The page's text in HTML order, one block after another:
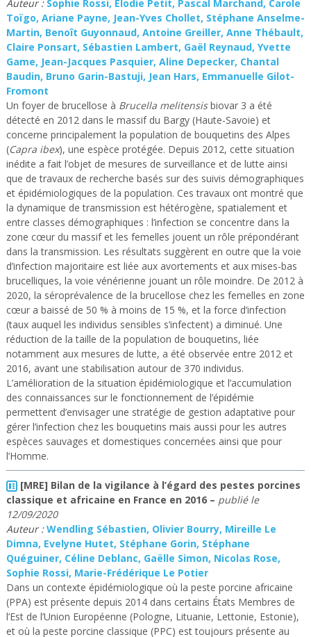
Auteur : Sophie Rossi, Elodie Petit, Pascal Marchand, Carole
Toïgo, Ariane Payne, Jean-Yves Chollet, Stéphane Anselme-
Martin, Benoît Guyonnaud, Antoine Greiller, Anne Thébault,
Claire Ponsart, Sébastien Lambert, Gaël Reynaud, Yvette
Game, Jean-Jacques Pasquier, Aline Depecker, Chantal
Baudin, Bruno Garin-Bastuji, Jean Hars, Emmanuelle Gilot-
Fromont
Un foyer de brucellose à Brucella melitensisbiovar 3 a été
détecté en 2012 dans le massif du Bargy (Haute-Savoie) et
concerne principalement la population de bouquetins des Alpes
(Capra ibex), une espèce protégée. Depuis 2012, cette situation
inédite a fait l’objet de mesures de surveillance et de lutte ainsi
que de travaux de recherche basés sur des suivis démographiques
et épidémiologiques de la population. Ces travaux ont montré que
la dynamique de transmission est hétérogène, spatialement et
entre classes démographiques : l’infection se concentre dans la
zone cœur du massif et les femelles jouent un rôle prépondérant
dans la transmission. Les résultats suggèrent en outre que la voie
d’infection majoritaire est liée aux avortements et aux mises-bas
brucelliques, la voie vénérienne jouant un rôle moindre. De 2012 à
2020, la séroprévalence de la brucellose chez les femelles en zone
cœur a baissé de 50 % à moins de 15 %, et la force d’infection
(taux auquel les individus sensibles s’infectent) a diminué. Une
réduction de la taille de la population de bouquetins, liée
notamment aux mesures de lutte, a été observée entre 2012 et
2016, avant une stabilisation autour de 370 individus.
L’amélioration de la situation épidémiologique et l’accumulation
des connaissances sur le fonctionnement de l’épidémie
permettent d’envisager une stratégie de gestion adaptative pour
gérer l’infection chez les bouquetins mais aussi pour les autres
espèces sauvages et domestiques concernées ainsi que pour
l’Homme.
[MRE] Bilan de la vigilance à l’égard des pestes porcines
classique et africaine en France en 2016 – publié le
12/09/2020
Auteur : Wendling Sébastien, Olivier Bourry, Mireille Le
Dimna, Evelyne Hutet, Stéphane Gorin, Stéphane
Quéguiner, Céline Deblanc, Gaëlle Simon, Nicolas Rose,
Sophie Rossi, Marie-Frédérique Le Potier
Dans un contexte épidémiologique où la peste porcine africaine
(PPA) est présente depuis 2014 dans certains États Membres de
l’Est de l’Union Européenne (Pologne, Lituanie, Lettonie, Estonie),
et où la peste porcine classique (PPC) est toujours présente au